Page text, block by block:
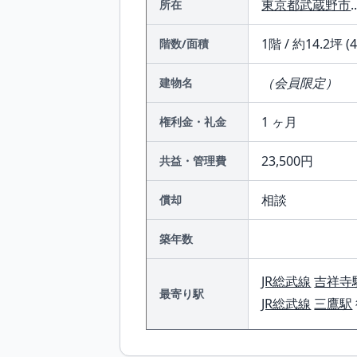
所在 東京都武蔵野市
階数/面積 1階 / 約14.2坪
建物名 （会員限定）
権利金・礼金 1 ヶ月
共益・管理費 23,500円
償却 相談
築年数
最寄り駅
JR総武線 吉祥寺
JR総武線 三鷹駅